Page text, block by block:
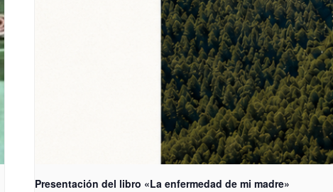
Presentación del libro «La enfermedad de mi madre»